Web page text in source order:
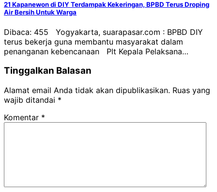
21 Kapanewon di DIY Terdampak Kekeringan, BPBD Terus Droping
Air Bersih Untuk Warga
Dibaca: 455 Yogyakarta, suarapasar.com : BPBD DIY
terus bekerja guna membantu masyarakat dalam
penanganan kebencanaan Plt Kepala Pelaksana…
Tinggalkan Balasan
Alamat email Anda tidak akan dipublikasikan. Ruas yang
wajib ditandai *
Komentar *